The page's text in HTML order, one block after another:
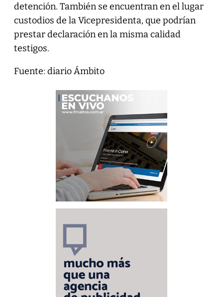
detención. También se encuentran en el lugar
custodios de la Vicepresidenta, que podrían
prestar declaración en la misma calidad
testigos.
Fuente: diario Ámbito